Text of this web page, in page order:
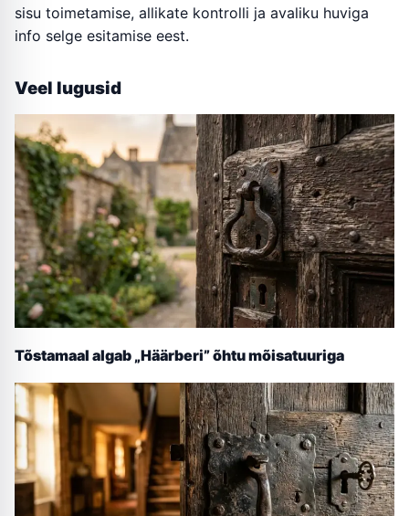
sisu toimetamise, allikate kontrolli ja avaliku huviga
info selge esitamise eest.
Veel lugusid
Tõstamaal algab „Häärberi” õhtu mõisatuuriga